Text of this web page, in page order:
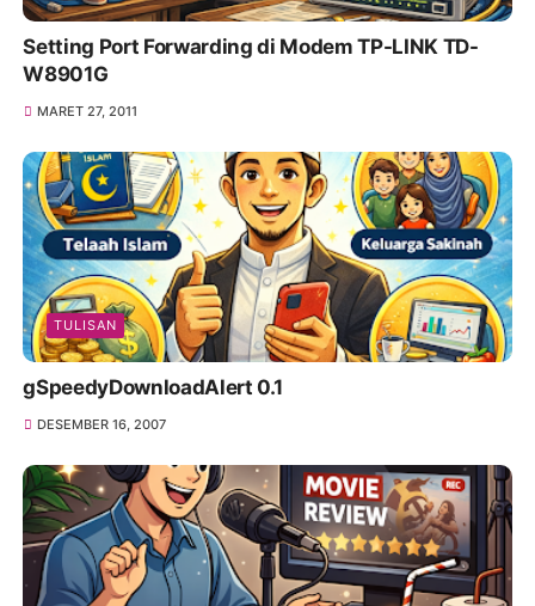
Setting Port Forwarding di Modem TP-LINK TD-
W8901G
MARET 27, 2011
TULISAN
gSpeedyDownloadAlert 0.1
DESEMBER 16, 2007